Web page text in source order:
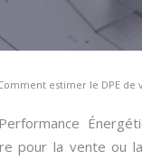
estimer le DPE
pour la vente ou